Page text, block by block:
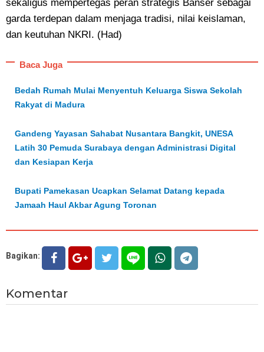
sekaligus mempertegas peran strategis Banser sebagai
garda terdepan dalam menjaga tradisi, nilai keislaman,
dan keutuhan NKRI. (Had)
Baca Juga
Bedah Rumah Mulai Menyentuh Keluarga Siswa Sekolah
Rakyat di Madura
Gandeng Yayasan Sahabat Nusantara Bangkit, UNESA
Latih 30 Pemuda Surabaya dengan Administrasi Digital
dan Kesiapan Kerja
Bupati Pamekasan Ucapkan Selamat Datang kepada
Jamaah Haul Akbar Agung Toronan
Bagikan:
Komentar